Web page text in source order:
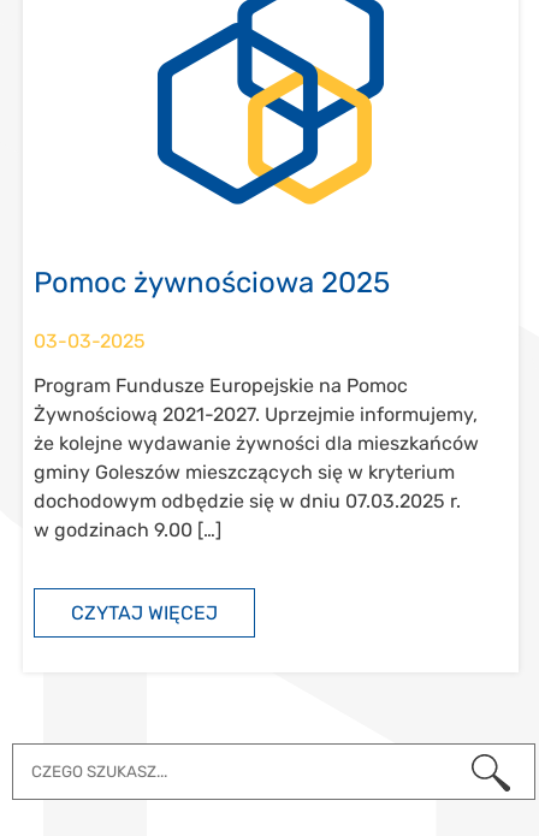
Pomoc żywnościowa 2025
03-03-2025
Program Fundusze Europejskie na Pomoc
Żywnościową 2021-2027. Uprzejmie informujemy,
że kolejne wydawanie żywności dla mieszkańców
gminy Goleszów mieszczących się w kryterium
dochodowym odbędzie się w dniu 07.03.2025 r.
w godzinach 9.00 […]
CZYTAJ WIĘCEJ